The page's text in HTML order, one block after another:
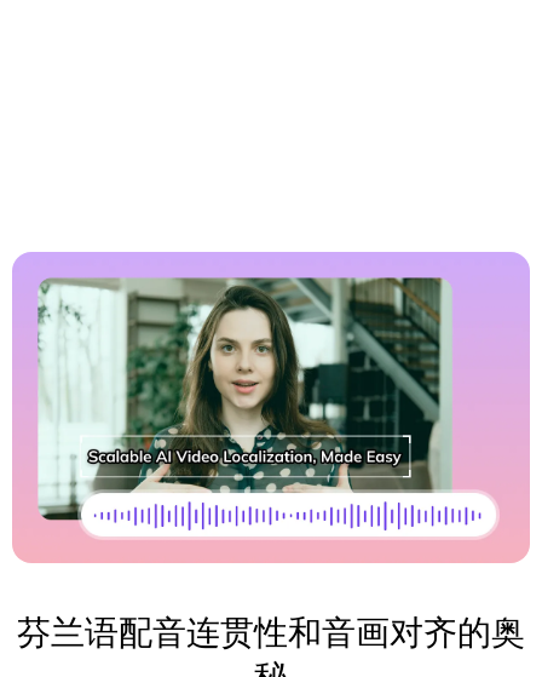
芬兰语配音连贯性和音画对齐的奥